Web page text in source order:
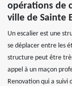
opérations de
ville de Sainte
Un escalier est une
se déplacer entre les
structure peut être
appel à un maçon
Renovation qui a suivi